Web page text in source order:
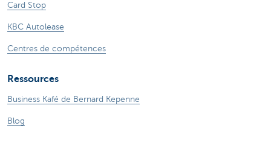
Card Stop
KBC Autolease
Centres de compétences
Ressources
Business Kafé de Bernard Kepenne
Blog